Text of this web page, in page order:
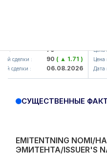
: 79
сделки : 90( ▲ 1.71 )
сделки : 06.08.2026
Цена
Цена
Дата
СУЩЕСТВЕННЫЕ
EMITENTNING
ЭМИТЕНТА/ISSUER'S